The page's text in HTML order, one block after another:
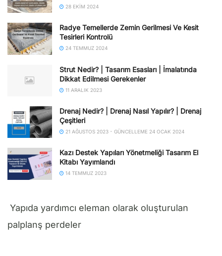
28 EKIM 2024
Radye Temellerde Zemin Gerilmesi Ve Kesit
Tesirleri Kontrolü
24 TEMMUZ 2024
Strut Nedir? | Tasarım Esasları | İmalatında
Dikkat Edilmesi Gerekenler
11 ARALIK 2023
Drenaj Nedir? | Drenaj Nasıl Yapılır? | Drenaj
Çeşitleri
21 AĞUSTOS 2023 - GÜNCELLEME 24 OCAK 2024
Kazı Destek Yapıları Yönetmeliği Tasarım El
Kitabı Yayımlandı
14 TEMMUZ 2023
Yapıda yardımcı eleman olarak oluşturulan
palplanş perdeler